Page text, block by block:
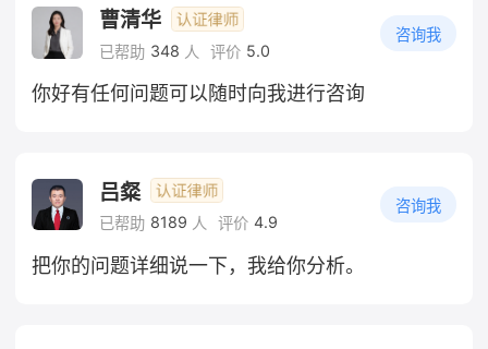
曹清华
已帮助 348 人 评价 5.0
咨询我
你好有任何问题可以随时向我进行咨询
吕粲
已帮助 8189 人 评价 4.9
咨询我
把你的问题详细说一下，我给你分析。